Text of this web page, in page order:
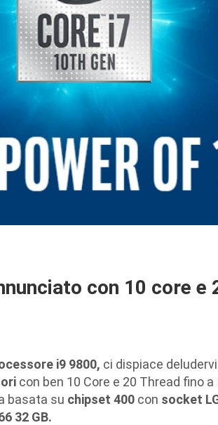
con 10 core e
i9 9800, ci dispiace
con ben 10 Core e 20 Thread fino a
basata su chipset 400 con socket
32 GB.